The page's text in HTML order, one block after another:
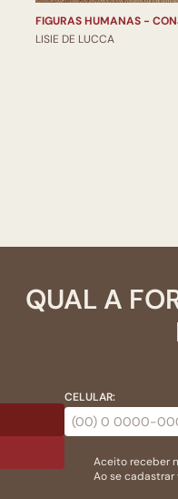
FIGURAS HUMANAS -
LISIE DE LUCCA
QUAL A
CELULAR:
Aceito receber
Ao se